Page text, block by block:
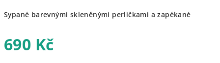
Sypané barevnými skleněnými perličkami a zapékané
690 Kč